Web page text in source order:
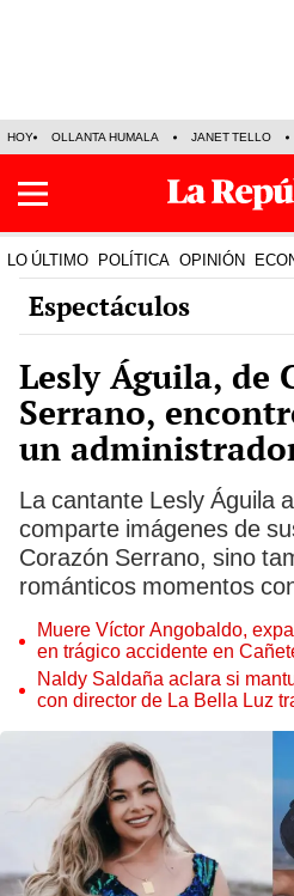
HOY OLLANTA HUMALA JANET TELLO
LO ÚLTIMO POLÍTICA OPINIÓN
Espectáculos
Lesly Águila, de
Serrano,
un
La cantante Lesly Águila
comparte imágenes de
Corazón Serrano, sino
románticos momentos
Muere Víctor Angobaldo,
en trágico accidente en
Naldy Saldaña aclara si
con director de La Bella Luz